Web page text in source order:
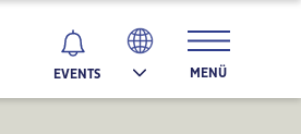
EVENTS MENÜ